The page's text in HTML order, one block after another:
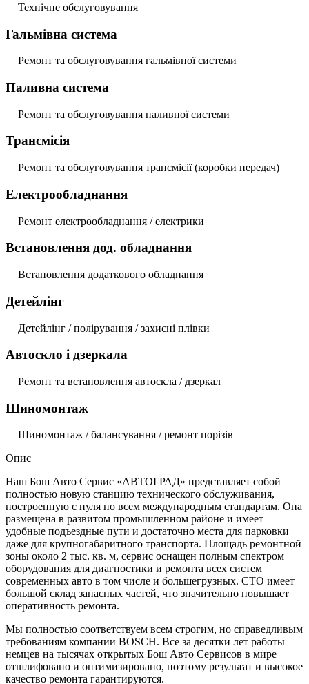
Технічне обслуговування
Гальмівна система
Ремонт та обслуговування гальмівної системи
Паливна система
Ремонт та обслуговування паливної системи
Трансмісія
Ремонт та обслуговування трансмісії (коробки передач)
Електрообладнання
Ремонт електрообладнання / електрики
Встановлення дод. обладнання
Встановлення додаткового обладнання
Детейлінг
Детейлінг / полірування / захисні плівки
Автоскло і дзеркала
Ремонт та встановлення автоскла / дзеркал
Шиномонтаж
Шиномонтаж / балансування / ремонт порізів
Опис
Наш Бош Авто Сервис «АВТОГРАД» представляет собой
полностью новую станцию технического обслуживания,
построенную с нуля по всем международным стандартам. Она
размещена в развитом промышленном районе и имеет
удобные подъездные пути и достаточно места для парковки
даже для крупногабаритного транспорта. Площадь ремонтной
зоны около 2 тыс. кв. м, сервис оснащен полным спектром
оборудования для диагностики и ремонта всех систем
современных авто в том числе и большегрузных. СТО имеет
большой склад запасных частей, что значительно повышает
оперативность ремонта.
Мы полностью соответствуем всем строгим, но справедливым
требованиям компании BOSCH. Все за десятки лет работы
немцев на тысячах открытых Бош Авто Сервисов в мире
отшлифовано и оптимизировано, поэтому результат и высокое
качество ремонта гарантируются.